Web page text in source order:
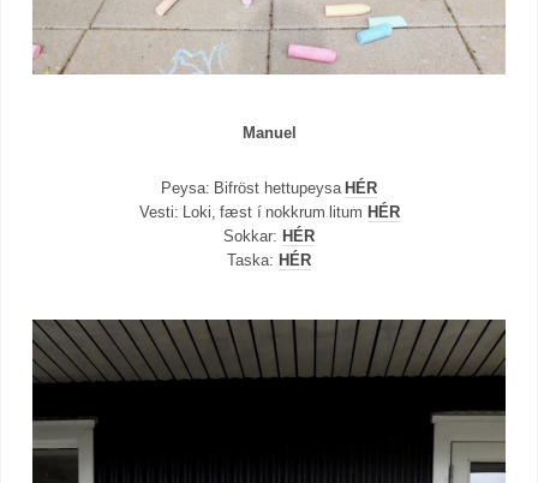
Manuel
Peysa: Bifröst hettupeysa HÉR
Vesti: Loki, fæst í nokkrum litum HÉR
Sokkar: HÉR
Taska: HÉR